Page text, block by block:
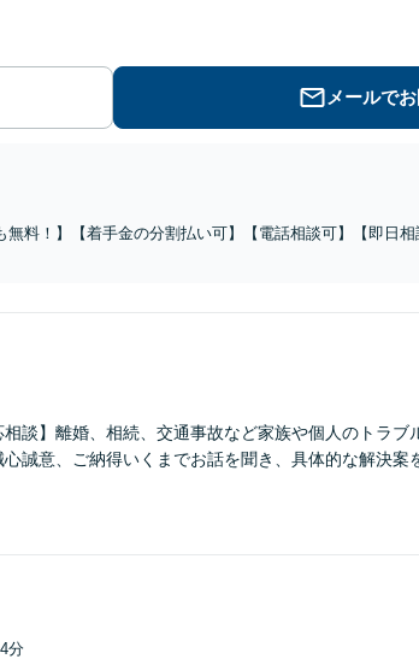
メールで
無料！】【着手金の分割払い可】【電話相談可】【即日
相談】離婚、相続、交通事故など家族や個人のトラブ
誠意、ご納得いくまでお話を聞き、具体的な解決案
分